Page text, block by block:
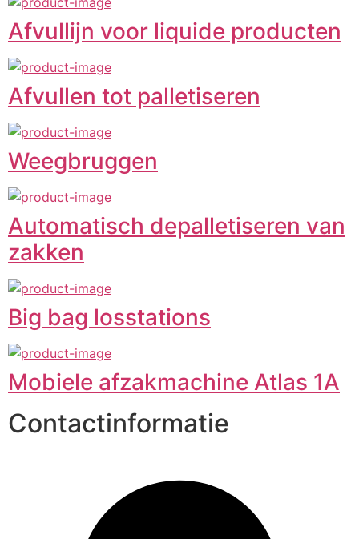
Afvullijn voor liquide producten
Afvullen tot palletiseren
Weegbruggen
Automatisch depalletiseren van
zakken
Big bag losstations
Mobiele afzakmachine Atlas 1A
Contactinformatie